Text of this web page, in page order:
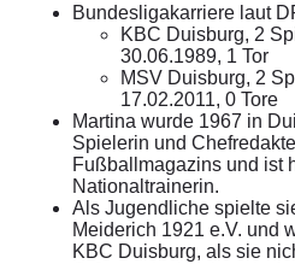
Bundesligakarriere laut
KBC Duisburg, 2
30.06.1989, 1 Tor
MSV Duisburg, 2
17.02.2011, 0 Tore
Martina wurde 1967 in
Spielerin und
Fußballmagazins und ist
Nationaltrainerin.
Als Jugendliche spielte
Meiderich 1921 e.V. und
KBC Duisburg, als sie